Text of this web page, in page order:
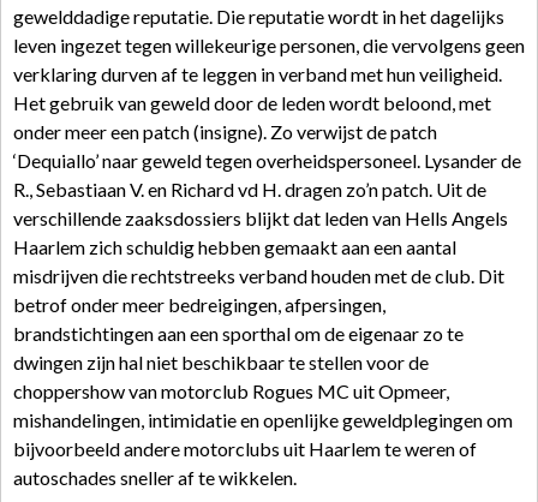
gewelddadige reputatie. Die reputatie wordt in het dagelijks
leven ingezet tegen willekeurige personen, die vervolgens geen
verklaring durven af te leggen in verband met hun veiligheid.
Het gebruik van geweld door de leden wordt beloond, met
onder meer een patch (insigne). Zo verwijst de patch
‘Dequiallo’ naar geweld tegen overheidspersoneel. Lysander de
R., Sebastiaan V. en Richard vd H. dragen zo’n patch. Uit de
verschillende zaaksdossiers blijkt dat leden van Hells Angels
Haarlem zich schuldig hebben gemaakt aan een aantal
misdrijven die rechtstreeks verband houden met de club. Dit
betrof onder meer bedreigingen, afpersingen,
brandstichtingen aan een sporthal om de eigenaar zo te
dwingen zijn hal niet beschikbaar te stellen voor de
choppershow van motorclub Rogues MC uit Opmeer,
mishandelingen, intimidatie en openlijke geweldplegingen om
bijvoorbeeld andere motorclubs uit Haarlem te weren of
autoschades sneller af te wikkelen.